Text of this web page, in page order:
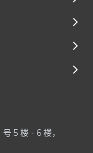
5 楼 - 6 楼，